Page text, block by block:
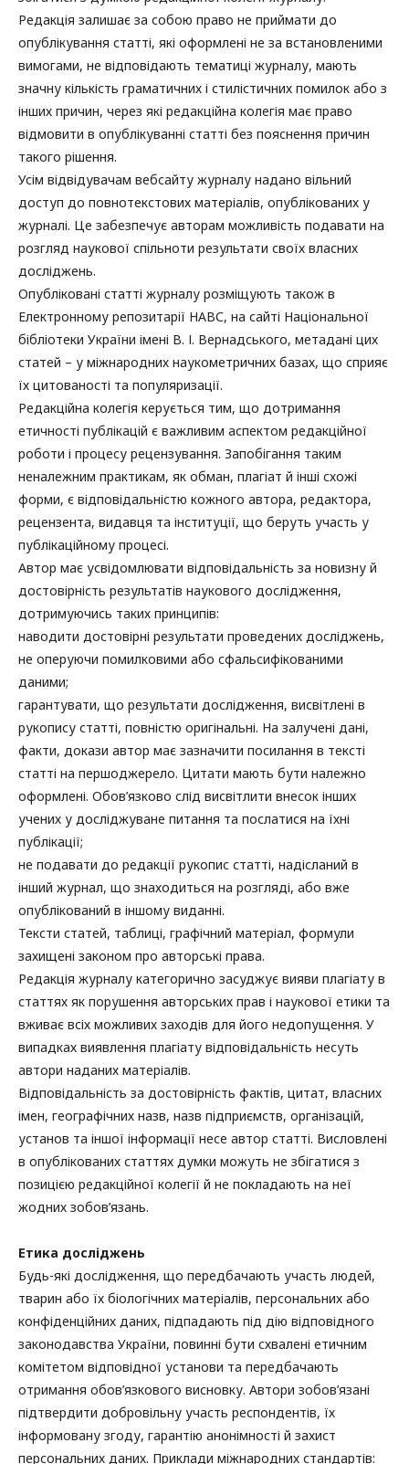
Редакція залишає за собою право не приймати до
опублікування статті, які оформлені не за встановленими
вимогами, не відповідають тематиці журналу, мають
значну кількість граматичних і стилістичних помилок або з
інших причин, через які редакційна колегія має право
відмовити в опублікуванні статті без пояснення причин
такого рішення.
Усім відвідувачам вебсайту журналу надано вільний
доступ до повнотекстових матеріалів, опублікованих у
журналі. Це забезпечує авторам можливість подавати на
розгляд наукової спільноти результати своїх власних
досліджень.
Опубліковані статті журналу розміщують також в
Електронному репозитарії НАВС, на сайті Національної
бібліотеки України імені В. І. Вернадського, метадані цих
статей – у міжнародних наукометричних базах, що сприяє
їх цитованості та популяризації.
Редакційна колегія керується тим, що дотримання
етичності публікацій є важливим аспектом редакційної
роботи і процесу рецензування. Запобігання таким
неналежним практикам, як обман, плагіат й інші схожі
форми, є відповідальністю кожного автора, редактора,
рецензента, видавця та інституції, що беруть участь у
публікаційному процесі.
Автор має усвідомлювати відповідальність за новизну й
достовірність результатів наукового дослідження,
дотримуючись таких принципів:
наводити достовірні результати проведених досліджень,
не оперуючи помилковими або сфальсифікованими
даними;
гарантувати, що результати дослідження, висвітлені в
рукопису статті, повністю оригінальні. На залучені дані,
факти, докази автор має зазначити посилання в тексті
статті на першоджерело. Цитати мають бути належно
оформлені. Обов’язково слід висвітлити внесок інших
учених у досліджуване питання та послатися на їхні
публікації;
не подавати до редакції рукопис статті, надісланий в
інший журнал, що знаходиться на розгляді, або вже
опублікований в іншому виданні.
Тексти статей, таблиці, графічний матеріал, формули
захищені законом про авторські права.
Редакція журналу категорично засуджує вияви плагіату в
статтях як порушення авторських прав і наукової етики та
вживає всіх можливих заходів для його недопущення. У
випадках виявлення плагіату відповідальність несуть
автори наданих матеріалів.
Відповідальність за достовірність фактів, цитат, власних
імен, географічних назв, назв підприємств, організацій,
установ та іншої інформації несе автор статті. Висловлені
в опублікованих статтях думки можуть не збігатися з
позицією редакційної колегії й не покладають на неї
жодних зобов’язань.
Етика досліджень
Будь-які дослідження, що передбачають участь людей,
тварин або їх біологічних матеріалів, персональних або
конфіденційних даних, підпадають під дію відповідного
законодавства України, повинні бути схвалені етичним
комітетом відповідної установи та передбачають
отримання обов’язкового висновку. Автори зобов’язані
підтвердити добровільну участь респондентів, їх
інформовану згоду, гарантію анонімності й захист
персональних даних. Приклади міжнародних стандартів: